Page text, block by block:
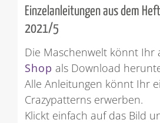
Einzelanleitungen aus dem
2021/5
Die Maschenwelt könnt Ihr
Shop als Download
Alle Anleitungen könnt Ihr
Crazypatterns erwerben.
Klickt einfach auf das Bild